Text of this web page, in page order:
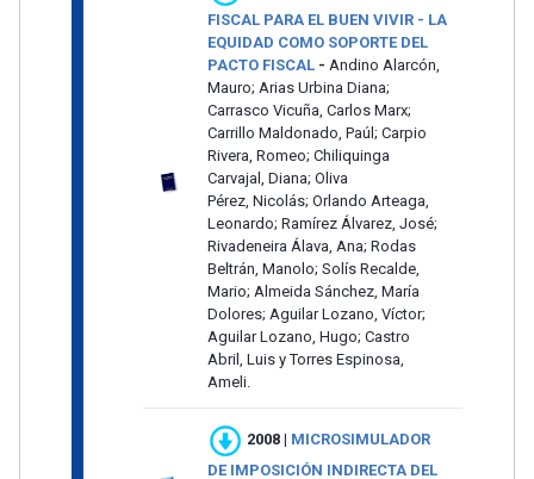
FISCAL PARA EL BUEN VIVIR - LA
EQUIDAD COMO SOPORTE DEL
PACTO FISCAL - Andino Alarcón,
Mauro; Arias Urbina Diana;
Carrasco Vicuña, Carlos Marx;
Carrillo Maldonado, Paúl; Carpio
Rivera, Romeo; Chiliquinga
Carvajal, Diana; Oliva
Pérez, Nicolás; Orlando Arteaga,
Leonardo; Ramírez Álvarez, José;
Rivadeneira Álava, Ana; Rodas
Beltrán, Manolo; Solís Recalde,
Mario; Almeida Sánchez, María
Dolores; Aguilar Lozano, Víctor;
Aguilar Lozano, Hugo; Castro
Abril, Luis y Torres Espinosa,
Ameli.
2008 | MICROSIMULADOR
DE IMPOSICIÓN INDIRECTA DEL